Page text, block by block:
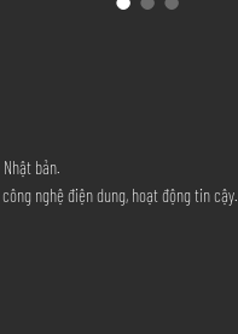
bản.
nghệ điện dung, hoạt động tin cậy.